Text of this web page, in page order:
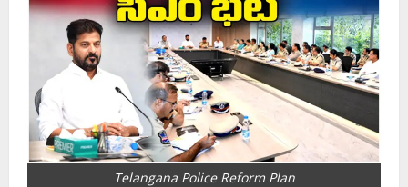
Telangana Police Reform Plan